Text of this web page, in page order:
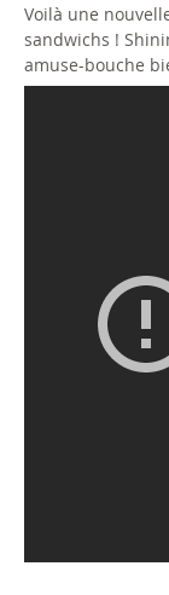
Voilà une
sandwichs !
amuse-bouche